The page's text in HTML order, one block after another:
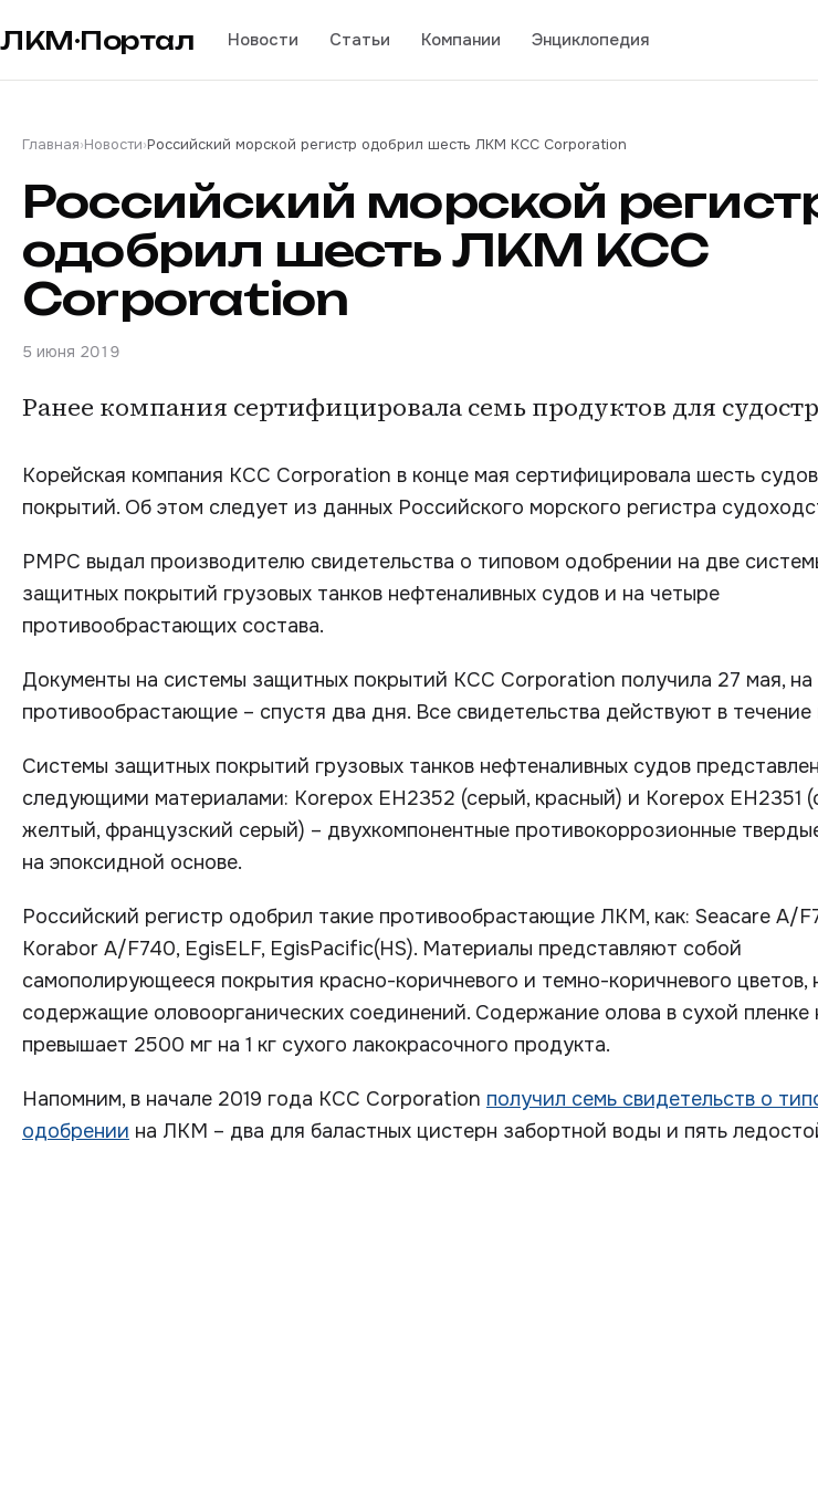
ЛКМ·Портал Новости Статьи Компании Энциклопедия
Главная›Новости›Российский морской регистр одобрил шесть ЛКМ KCC Corporation
Российский морской
одобрил шесть ЛКМ KCC
Corporation
5 июня 2019
Ранее компания сертифицировала семь продуктов для
Корейская компания KCC Corporation в конце мая сертифицировала шесть
покрытий. Об этом следует из данных Российского морского регистра
РМРС выдал производителю свидетельства о типовом одобрении на две
защитных покрытий грузовых танков нефтеналивных судов и на четыре
противообрастающих состава.
Документы на системы защитных покрытий KCC Corporation получила 27 мая, на
противообрастающие – спустя два дня. Все свидетельства действуют в течение
Системы защитных покрытий грузовых танков нефтеналивных судов
следующими материалами: Korepox ЕН2352 (серый, красный) и Korepox ЕН2351
желтый, французский серый) – двухкомпонентные противокоррозионные
на эпоксидной основе.
Российский регистр одобрил такие противообрастающие ЛКМ, как: Seacare A/
Korabor A/F740, EgisELF, EgisPacific(HS). Материалы представляют собой
самополирующееся покрытия красно-коричневого и темно-коричневого цветов,
содержащие оловоорганических соединений. Содержание олова в сухой пленке
превышает 2500 мг на 1 кг сухого лакокрасочного продукта.
Напомним, в начале 2019 года KCC Corporation получил семь свидетельств о
одобрении на ЛКМ – два для баластных цистерн забортной воды и пять